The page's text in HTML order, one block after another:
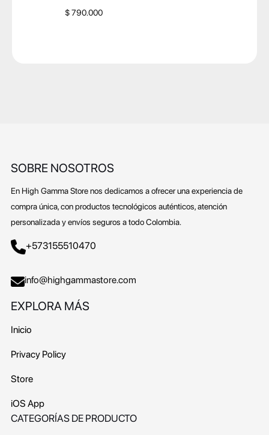
$790.000
SOBRE NOSOTROS
En High Gamma Store nos dedicamos a ofrecer una experiencia de
compra única, con productos tecnológicos auténticos, atención
personalizada y envíos seguros a todo Colombia.
+573155510470
info@highgammastore.com
EXPLORA MÁS
Inicio
Privacy Policy
Store
iOS App
CATEGORÍAS DE PRODUCTO